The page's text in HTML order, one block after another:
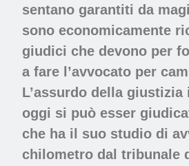
sentano garantiti da
sono economicamente
giudici che devono per
a fare l’avvocato per
L’assurdo della giustizia
oggi si può esser
che ha il suo studio di
chilometro dal tribunale